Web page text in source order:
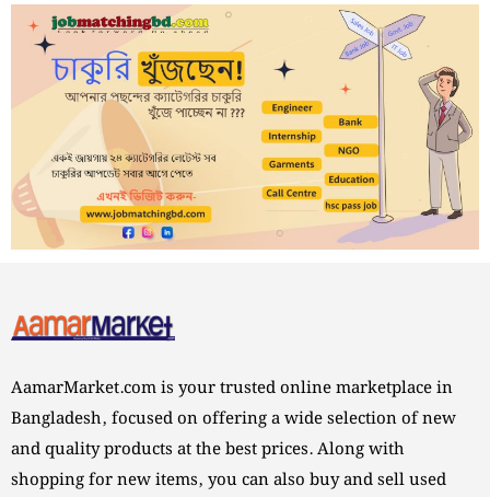
AamarMarket.com is your trusted online marketplace in
Bangladesh, focused on offering a wide selection of new
and quality products at the best prices. Along with
shopping for new items, you can also buy and sell used